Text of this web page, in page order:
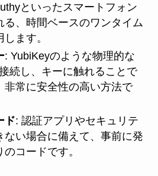
といったスマートフォン
る、時間ベースのワンタイム
ます。
: YubiKeyのような物理的な
続し、キーに触れることで
非常に安全性の高い方法で
ド: 認証アプリやセキュリテ
ない場合に備えて、事前に発
コードです。